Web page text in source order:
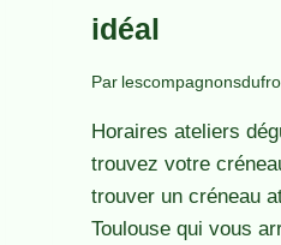
idéal
Par
Horaires ateliers
trouvez votre
trouver un créneau
Toulouse qui vous